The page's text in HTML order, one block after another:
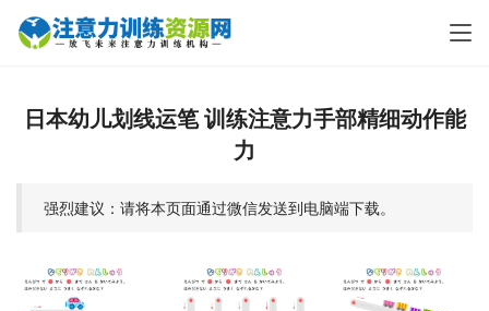
日本幼儿划线运笔 训练注意力手部精细动作能
力
强烈建议：请将本页面通过微信发送到电脑端下载。